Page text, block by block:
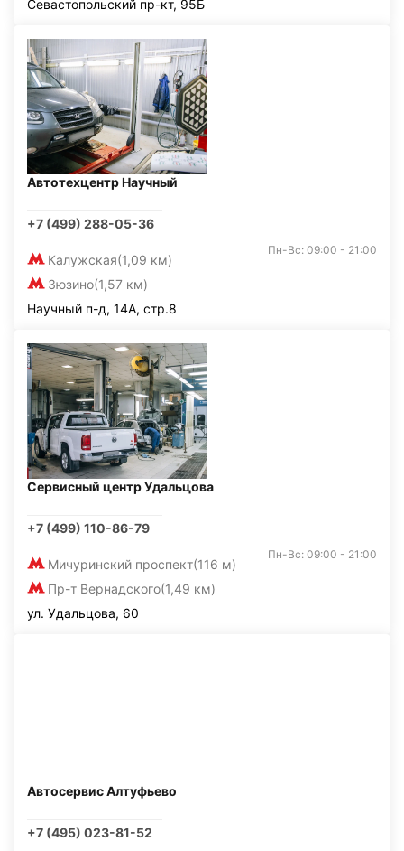
Севастопольский пр-кт, 95Б
Автотехцентр Научный
+7 (499) 288-05-36
Калужская(1,09 км)
Зюзино(1,57 км)
Пн-Вс: 09:00 - 21:00
Научный п-д, 14А, стр.8
Сервисный центр Удальцова
+7 (499) 110-86-79
Мичуринский проспект(116 м)
Пр-т Вернадского(1,49 км)
Пн-Вс: 09:00 - 21:00
ул. Удальцова, 60
Автосервис Алтуфьево
+7 (495) 023-81-52